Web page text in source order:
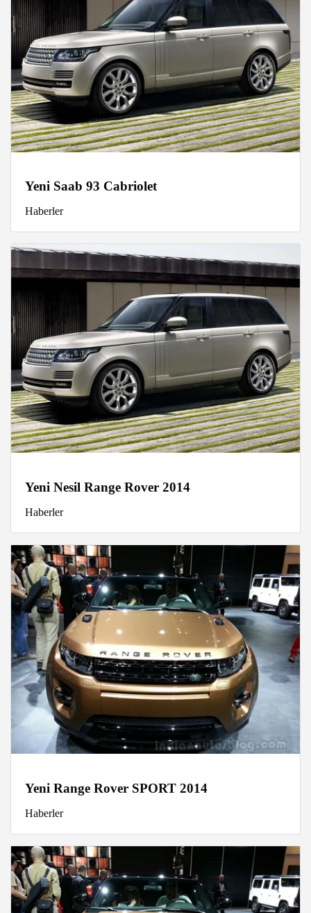
Yeni Saab 93 Cabriolet
Haberler
Yeni Nesil Range Rover 2014
Haberler
Yeni Range Rover SPORT 2014
Haberler